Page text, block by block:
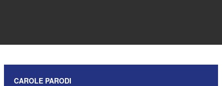
CAROLE PARODI